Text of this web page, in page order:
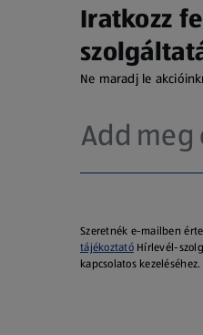
Iratkozz
Ne maradj le
Szeretnék e-mailben
tájékoztatóHírlevél-
kapcsolatos kezeléséhez.